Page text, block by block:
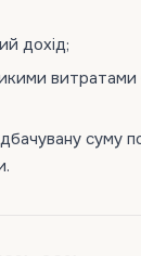
дохід;
витратами
суму